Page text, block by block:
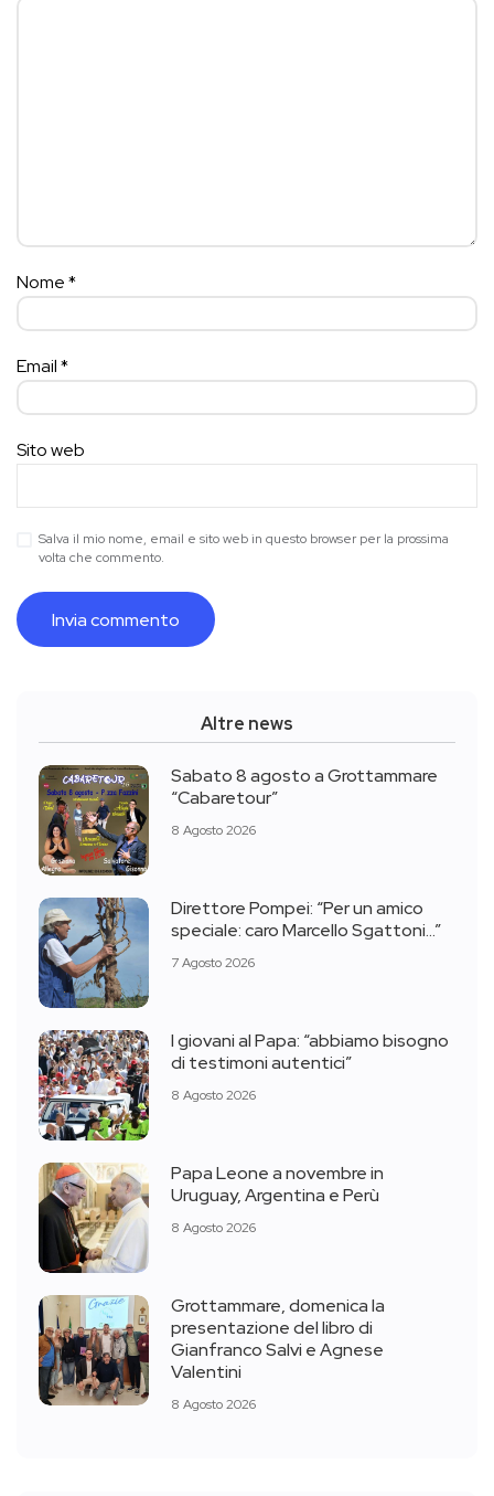
Nome*
Email*
Sito web
Salva il mio nome, email e sito web in questo browser per la prossima
volta che commento.
Altre news
Sabato 8 agosto a Grottammare
“Cabaretour”
8 Agosto 2026
Direttore Pompei: “Per un amico
speciale: caro Marcello Sgattoni…”
7 Agosto 2026
I giovani al Papa: “abbiamo bisogno
di testimoni autentici”
8 Agosto 2026
Papa Leone a novembre in
Uruguay, Argentina e Perù
8 Agosto 2026
Grottammare, domenica la
presentazione del libro di
Gianfranco Salvi e Agnese
Valentini
8 Agosto 2026